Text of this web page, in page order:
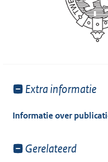
Toon
van:
Extra informatie
Informatie over
Toon
Gerelateerd